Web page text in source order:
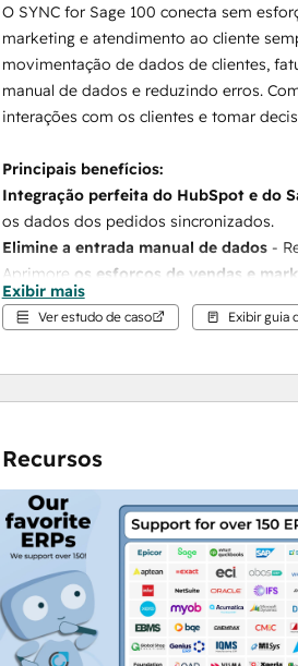
O SYNC for Sage 100 conecta sem
marketing e atendimento ao cliente
movimentação de dados de clientes,
manual de dados e reduzindo erros.
interações com os clientes e tomar
Principais benefícios:
Integração perfeita do HubSpot e do
os dados dos pedidos sincronizados.
Elimine a entrada manual de dados -
Aprimore os esforços de vendas e
clientes.
Aprimore a previsão e a tomada de
Automatize fluxos de trabalho -
fiquem alinhados.
dados.
Com o SYNC para Sage 100 e HubSpot
concentre no crescimento do seu
Se você estiver interessado em ver
este vídeo
Experimente
a integração perfeita de
Exibir mais
Ver estudo de caso Exibir guia
Recursos